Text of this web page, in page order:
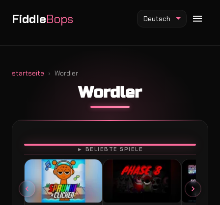
FiddleBops
Fiddlebops Mod
Incredibox Mod
Sprunki Mod
Deutsch
startseite Wordler
Wordler
► BELIEBTE SPIELE
SPIELEN